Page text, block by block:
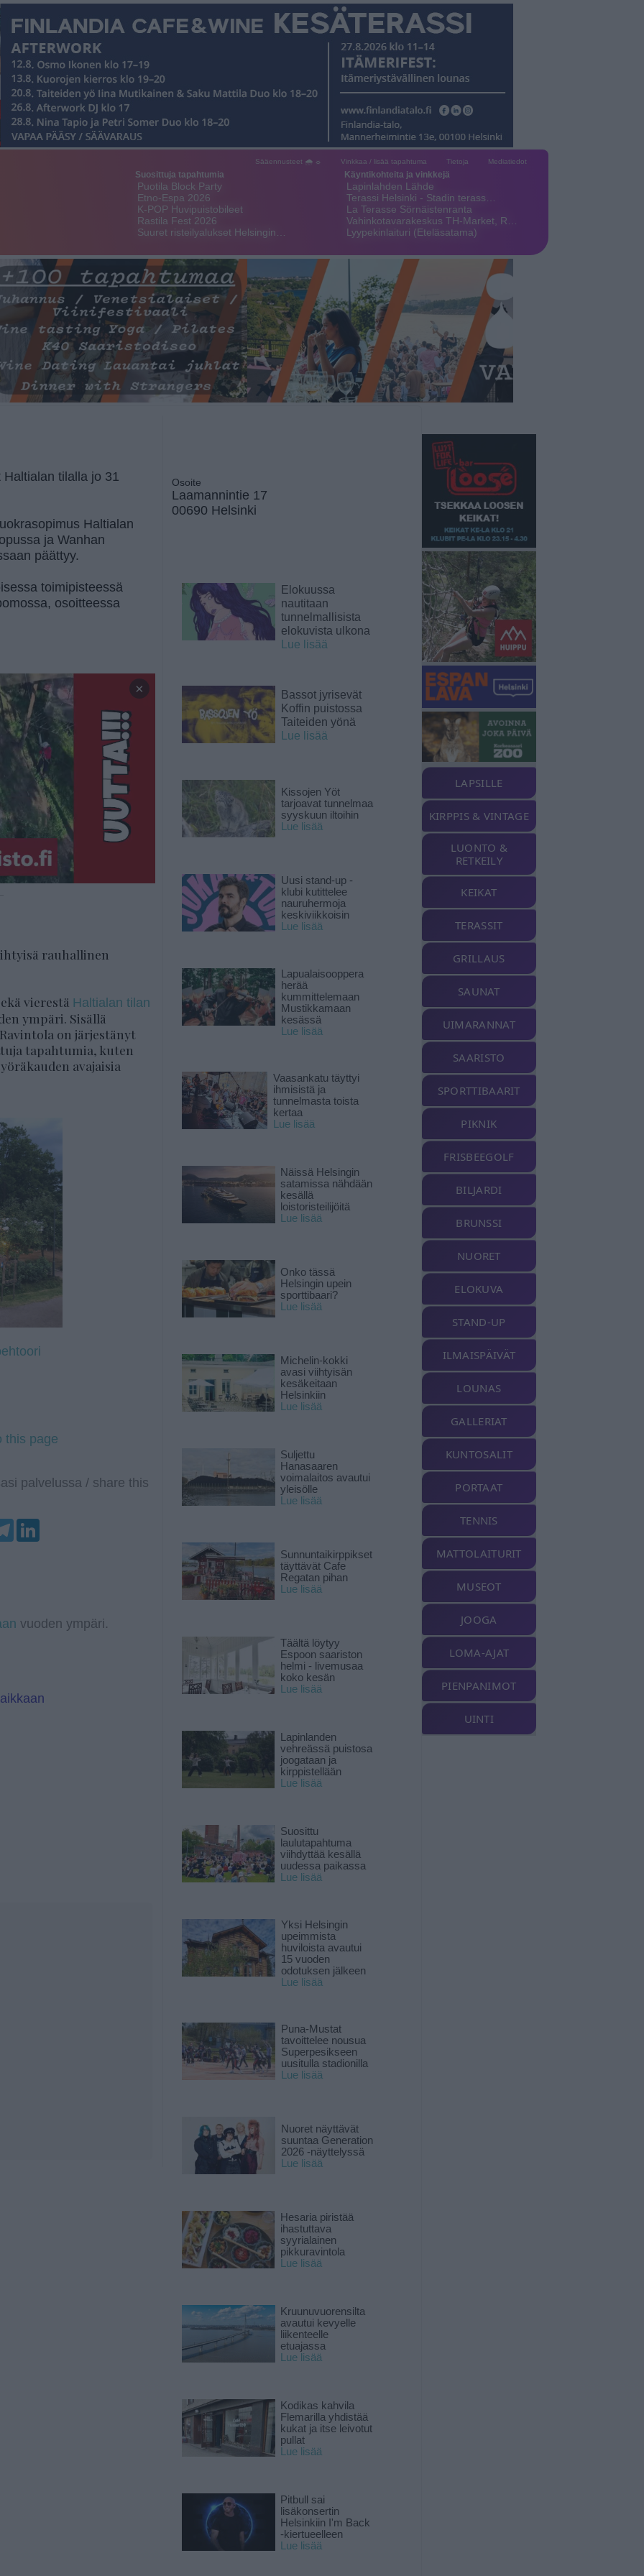
Sääennusteet 🌧 ☼ Vinkkaa / lisää tapahtuma Tietoja Mediatiedot
Suosittuja tapahtumia
Puotila Block Party
Etno-Espa 2026
K-POP Huvipuistobileet
Rastila Fest 2026
Suuret risteilyalukset Helsingin…
Käyntikohteita ja vinkkejä
Lapinlahden Lähde
Terassi Helsinki - Stadin terass…
La Terasse Sörnäistenranta
Vahinkotavarakeskus TH-Market, R…
Lyypekinlaituri (Eteläsatama)
tilalla jo 31
Haltialan
ja Wanhan
päättyy.
toimipisteessä
osoitteessa
×
rauhallinen
vierestä Haltialan tilan
ympäri. Sisällä
on järjestänyt
tapahtumia, kuten
avajaisia
this page
palvelussa / share this
T
vuoden ympäri.
Osoite
Laamannintie 17
00690 Helsinki
Elokuussa
nautitaan
tunnelmallisista
elokuvista ulkona
Lue lisää
Bassot jyrisevät
Koffin puistossa
Taiteiden yönä
Lue lisää
Kissojen Yöt
tarjoavat tunnelmaa
syyskuun iltoihin
Lue lisää
Uusi stand-up -
klubi kutittelee
nauruhermoja
keskiviikkoisin
Lue lisää
Lapualaisooppera
herää
kummittelemaan
Mustikkamaan
kesässä
Lue lisää
Vaasankatu täyttyi
ihmisistä ja
tunnelmasta toista
kertaa
Lue lisää
Näissä Helsingin
satamissa nähdään
kesällä
loistoristeilijöitä
Lue lisää
Onko tässä
Helsingin upein
sporttibaari?
Lue lisää
Michelin-kokki
avasi viihtyisän
kesäkeitaan
Helsinkiin
Lue lisää
Suljettu
Hanasaaren
voimalaitos avautui
yleisölle
Lue lisää
Sunnuntaikirppikset
täyttävät Cafe
Regatan pihan
Lue lisää
Täältä löytyy
Espoon saariston
helmi - livemusaa
koko kesän
Lue lisää
Lapinlanden
vehreässä puistosa
joogataan ja
kirppistellään
Lue lisää
Suosittu
laulutapahtuma
viihdyttää kesällä
uudessa paikassa
Lue lisää
Yksi Helsingin
upeimmista
huviloista avautui
15 vuoden
odotuksen jälkeen
Lue lisää
Puna-Mustat
tavoittelee nousua
Superpesikseen
uusitulla stadionilla
Lue lisää
Nuoret näyttävät
suuntaa Generation
2026 -näyttelyssä
Lue lisää
Hesaria piristää
ihastuttava
syyrialainen
pikkuravintola
Lue lisää
Kruunuvuorensilta
avautui kevyelle
liikenteelle
etuajassa
Lue lisää
Kodikas kahvila
Flemarilla yhdistää
kukat ja itse leivotut
pullat
Lue lisää
Pitbull sai
lisäkonsertin
Helsinkiin I'm Back
-kiertueelleen
Lue lisää
LAPSILLE
KIRPPIS & VINTAGE
LUONTO &
RETKEILY
KEIKAT
TERASSIT
GRILLAUS
SAUNAT
UIMARANNAT
SAARISTO
SPORTTIBAARIT
PIKNIK
FRISBEEGOLF
BILJARDI
BRUNSSI
NUORET
ELOKUVA
STAND-UP
ILMAISPÄIVÄT
LOUNAS
GALLERIAT
KUNTOSALIT
PORTAAT
TENNIS
MATTOLAITURIT
MUSEOT
JOOGA
LOMA-AJAT
PIENPANIMOT
UINTI